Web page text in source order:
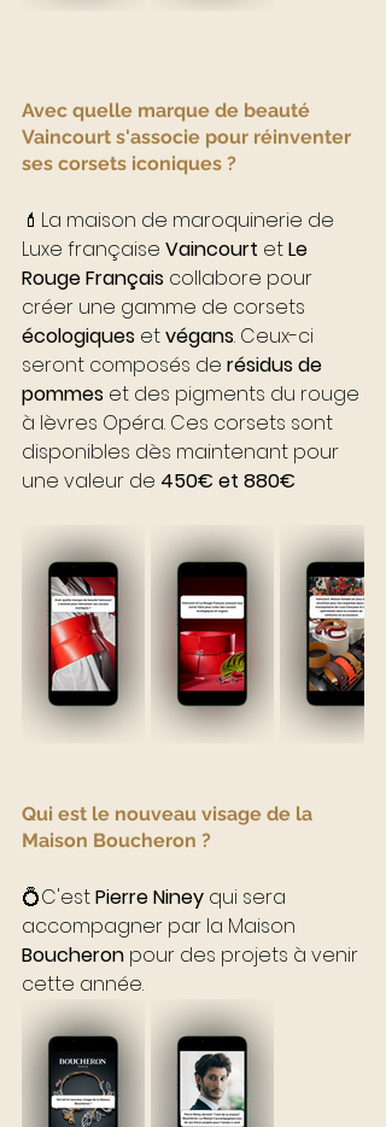
Avec quelle marque de beauté
Vaincourt s'associe pour réinventer
ses corsets iconiques ?
💄La maison de maroquinerie de
Luxe française Vaincourt et Le
Rouge Français collabore pour
créer une gamme de corsets
écologiques et végans. Ceux-ci
seront composés de résidus de
pommes et des pigments du rouge
à lèvres Opéra. Ces corsets sont
disponibles dès maintenant pour
une valeur de 450€ et 880€
Qui est le nouveau visage de la
Maison Boucheron ?
💍C'est Pierre Niney qui sera
accompagner par la Maison
Boucheron pour des projets à venir
cette année.